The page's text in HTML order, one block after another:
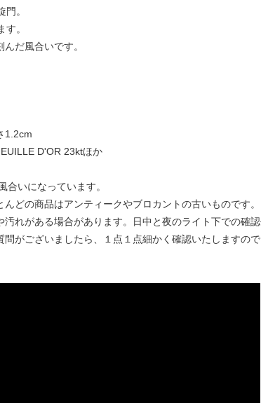
。
。
だ風合いです。
1.2cm
D'OR 23ktほか
合いになっています。
んどの商品はアンティークやブロカントの古いものです
れがある場合があります。日中と夜のライト下での確
問がございましたら、１点１点細かく確認いたしますの